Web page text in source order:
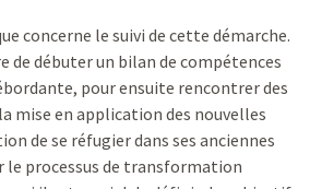
concerne le suivi de cette démarche.
de débuter un bilan de compétences
pour ensuite rencontrer des
mise en application des nouvelles
de se réfugier dans ses anciennes
processus de transformation